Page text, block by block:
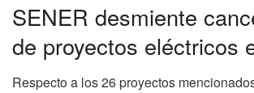
SENER desmiente
de proyectos eléctricos
Respecto a los 26 proyectos